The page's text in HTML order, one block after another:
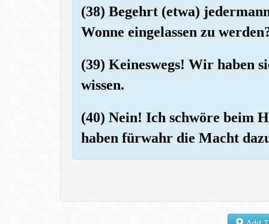
(38) Begehrt (etwa)
Wonne eingelassen zu
(39) Keineswegs! Wir haben
wissen.
(40) Nein! Ich schwöre beim
haben fürwahr die Macht